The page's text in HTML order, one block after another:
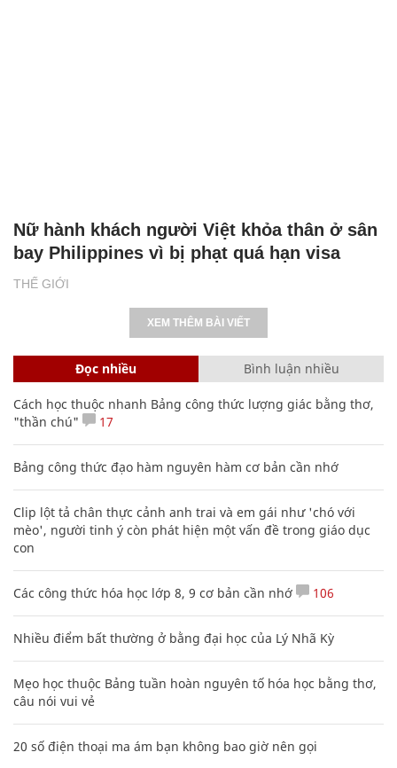
THẾ GIỚI
Nữ hành khách người Việt khỏa thân ở sân
bay Philippines vì bị phạt quá hạn visa
XEM THÊM BÀI VIẾT
Đọc nhiều Bình luận nhiều
Cách học thuộc nhanh Bảng công thức lượng giác bằng thơ,
"thần chú"
17
Bảng công thức đạo hàm nguyên hàm cơ bản cần nhớ
Clip lột tả chân thực cảnh anh trai và em gái như 'chó với
mèo', người tinh ý còn phát hiện một vấn đề trong giáo dục
con
Các công thức hóa học lớp 8, 9 cơ bản cần nhớ 106
Nhiều điểm bất thường ở bằng đại học của Lý Nhã Kỳ
Mẹo học thuộc Bảng tuần hoàn nguyên tố hóa học bằng thơ,
câu nói vui vẻ
20 số điện thoại ma ám bạn không bao giờ nên gọi